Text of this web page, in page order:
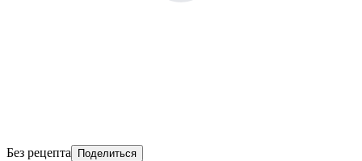
Без рецепта Поделиться